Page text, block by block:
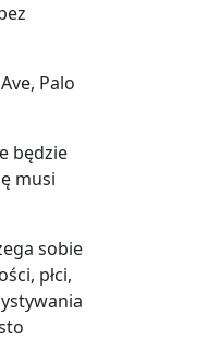
Palo
będzie
musi
sobie
płci,